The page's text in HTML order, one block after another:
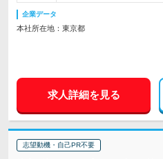
企業データ
本社所在地：東京都
求人詳細を見る
志望動機・自己PR不要